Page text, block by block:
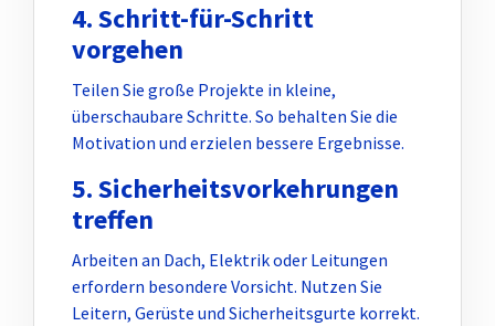
4. Schritt-für-Schritt
vorgehen
Teilen Sie große Projekte in kleine,
überschaubare Schritte. So behalten Sie die
Motivation und erzielen bessere Ergebnisse.
5. Sicherheitsvorkehrungen
treffen
Arbeiten an Dach, Elektrik oder Leitungen
erfordern besondere Vorsicht. Nutzen Sie
Leitern, Gerüste und Sicherheitsgurte korrekt.